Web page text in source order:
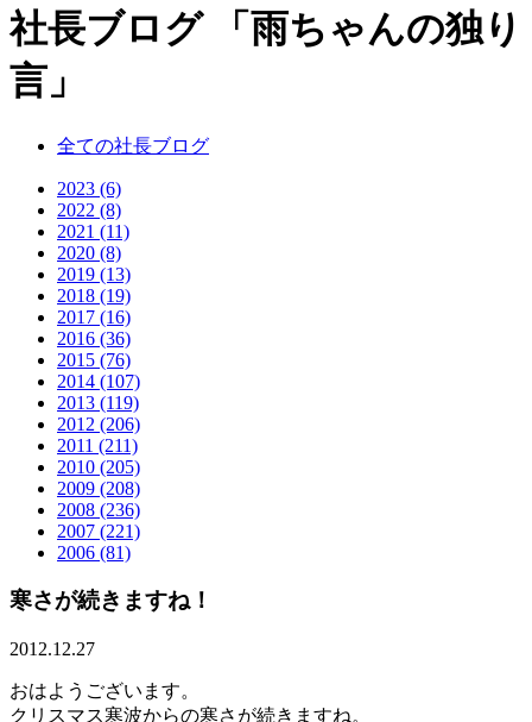
社長ブログ 「雨ちゃんの独り
言」
全ての社長ブログ
2023 (6)
2022 (8)
2021 (11)
2020 (8)
2019 (13)
2018 (19)
2017 (16)
2016 (36)
2015 (76)
2014 (107)
2013 (119)
2012 (206)
2011 (211)
2010 (205)
2009 (208)
2008 (236)
2007 (221)
2006 (81)
寒さが続きますね！
2012.12.27
おはようございます。
クリスマス寒波からの寒さが続きますね。